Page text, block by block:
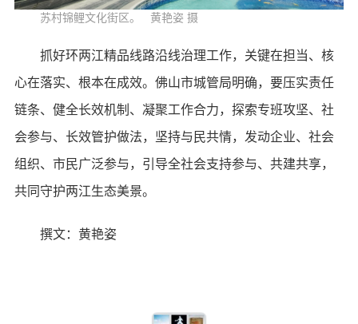
苏村锦鲤文化街区。 黄艳姿 摄
抓好环两江精品线路沿线治理工作，关键在担当、核
心在落实、根本在成效。佛山市城管局明确，要压实责任
链条、健全长效机制、凝聚工作合力，探索专班攻坚、社
会参与、长效管护做法，坚持与民共情，发动企业、社会
组织、市民广泛参与，引导全社会支持参与、共建共享，
共同守护两江生态美景。
撰文：黄艳姿